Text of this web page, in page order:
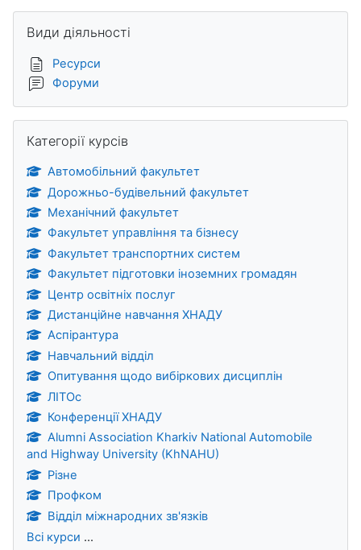
Види діяльності
Ресурси
Форуми
Категорії курсів
Автомобільний факультет
Дорожньо-будівельний факультет
Механічний факультет
Факультет управління та бізнесу
Факультет транспортних систем
Факультет підготовки іноземних громадян
Центр освітніх послуг
Дистанційне навчання ХНАДУ
Аспірантура
Навчальний відділ
Опитування щодо вибіркових дисциплін
ЛІТОс
Конференції ХНАДУ
Alumni Association Kharkiv National Automobile
and Highway University (KhNAHU)
Різне
Профком
Відділ міжнародних зв'язків
Всі курси ...